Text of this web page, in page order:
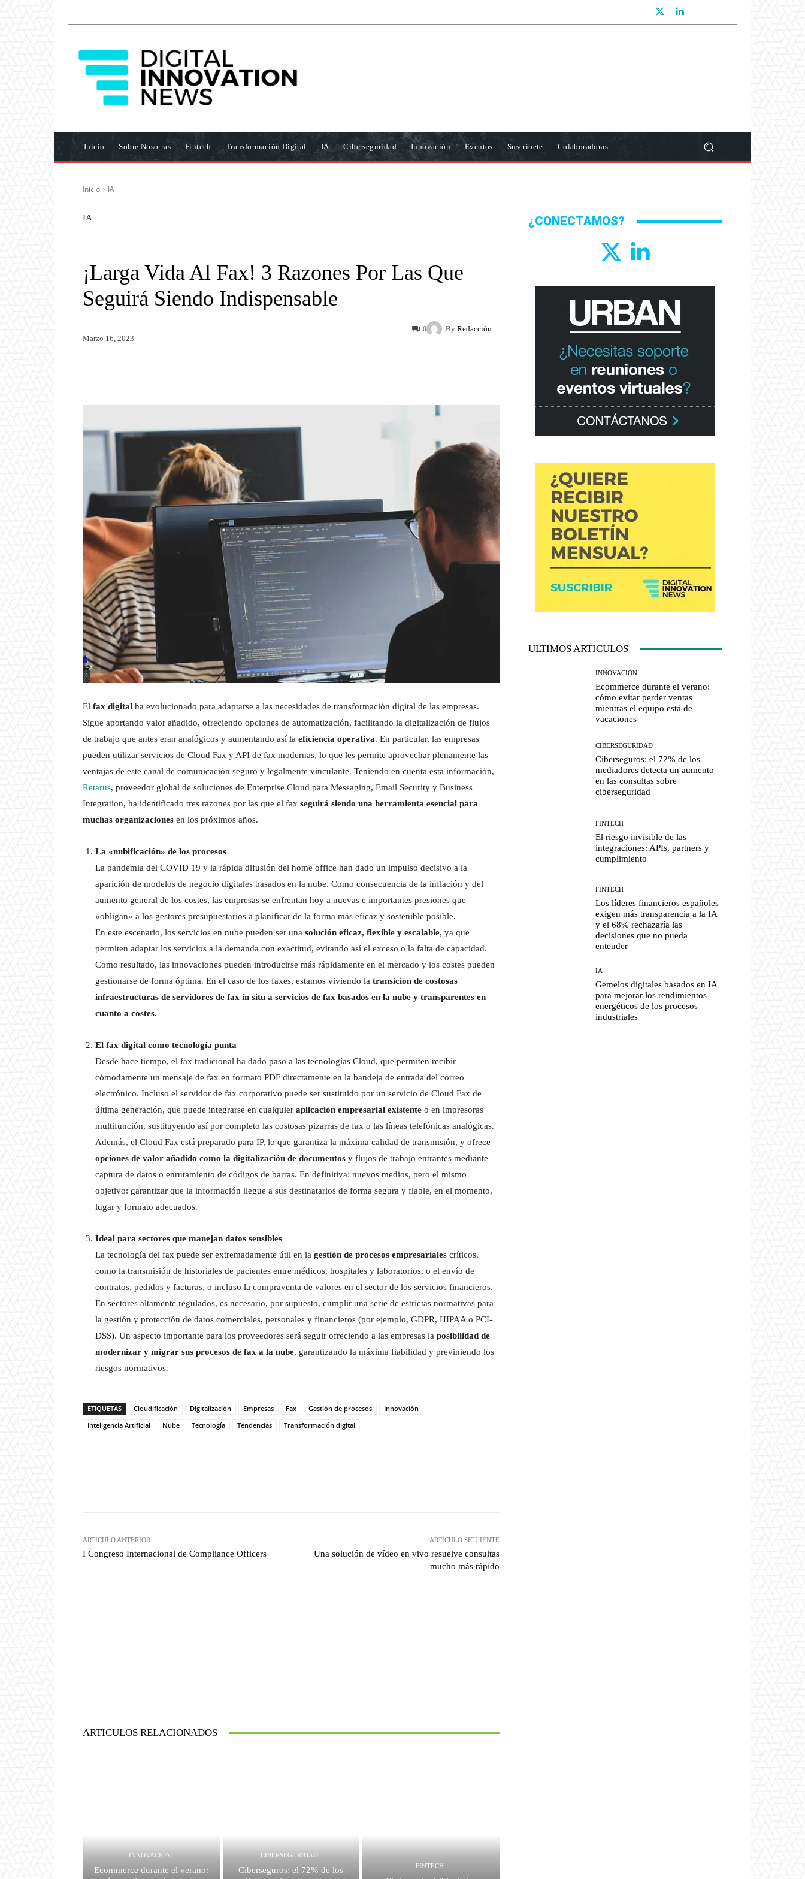
Inicio Sobre Nosotras Fintech Transformación Digital IA Ciberseguridad Innovación Eventos Suscríbete Colaboradoras
Inicio IA
IA
¡Larga Vida Al Fax! 3 Razones Por Las Que
Seguirá Siendo Indispensable
By Redacción
Marzo 16, 2023
0
El fax digital ha evolucionado para adaptarse a las necesidades de transformación digital de las empresas.
Sigue aportando valor añadido, ofreciendo opciones de automatización, facilitando la digitalización de flujos
de trabajo que antes eran analógicos y aumentando así la eficiencia operativa. En particular, las empresas
pueden utilizar servicios de Cloud Fax y API de fax modernas, lo que les permite aprovechar plenamente las
ventajas de este canal de comunicación seguro y legalmente vinculante. Teniendo en cuenta esta información,
Retarus, proveedor global de soluciones de Enterprise Cloud para Messaging, Email Security y Business
Integration, ha identificado tres razones por las que el fax seguirá siendo una herramienta esencial para
muchas organizaciones en los próximos años.
La «nubificación» de los procesos
La pandemia del COVID 19 y la rápida difusión del home office han dado un impulso decisivo a la
aparición de modelos de negocio digitales basados en la nube. Como consecuencia de la inflación y del
aumento general de los costes, las empresas se enfrentan hoy a nuevas e importantes presiones que
«obligan» a los gestores presupuestarios a planificar de la forma más eficaz y sostenible posible.
En este escenario, los servicios en nube pueden ser una solución eficaz, flexible y escalable, ya que
permiten adaptar los servicios a la demanda con exactitud, evitando así el exceso o la falta de capacidad.
Como resultado, las innovaciones pueden introducirse más rápidamente en el mercado y los costes pueden
gestionarse de forma óptima. En el caso de los faxes, estamos viviendo la transición de costosas
infraestructuras de servidores de fax in situ a servicios de fax basados en la nube y transparentes en
cuanto a costes.
El fax digital como tecnología punta
Desde hace tiempo, el fax tradicional ha dado paso a las tecnologías Cloud, que permiten recibir
cómodamente un mensaje de fax en formato PDF directamente en la bandeja de entrada del correo
electrónico. Incluso el servidor de fax corporativo puede ser sustituido por un servicio de Cloud Fax de
última generación, que puede integrarse en cualquier aplicación empresarial existente o en impresoras
multifunción, sustituyendo así por completo las costosas pizarras de fax o las líneas telefónicas analógicas.
Además, el Cloud Fax está preparado para IP, lo que garantiza la máxima calidad de transmisión, y ofrece
opciones de valor añadido como la digitalización de documentos y flujos de trabajo entrantes mediante
captura de datos o enrutamiento de códigos de barras. En definitiva: nuevos medios, pero el mismo
objetivo: garantizar que la información llegue a sus destinatarios de forma segura y fiable, en el momento,
lugar y formato adecuados.
Ideal para sectores que manejan datos sensibles
La tecnología del fax puede ser extremadamente útil en la gestión de procesos empresariales críticos,
como la transmisión de historiales de pacientes entre médicos, hospitales y laboratorios, o el envío de
contratos, pedidos y facturas, o incluso la compraventa de valores en el sector de los servicios financieros.
En sectores altamente regulados, es necesario, por supuesto, cumplir una serie de estrictas normativas para
la gestión y protección de datos comerciales, personales y financieros (por ejemplo, GDPR, HIPAA o PCI-
DSS). Un aspecto importante para los proveedores será seguir ofreciendo a las empresas la posibilidad de
modernizar y migrar sus procesos de fax a la nube, garantizando la máxima fiabilidad y previniendo los
riesgos normativos.
ETIQUETAS Cloudificación Digitalización Empresas Fax Gestión de procesos
Innovación
Inteligencia Artificial
Nube Tecnología Tendencias Transformación digital
ARTÍCULO ANTERIOR
I Congreso Internacional de Compliance Officers
ARTÍCULO SIGUIENTE
Una solución de vídeo en vivo resuelve consultas
mucho más rápido
ARTICULOS RELACIONADOS
INNOVACIÓN
Ecommerce durante el verano:
CIBERSEGURIDAD
Ciberseguros: el 72% de los
FINTECH
¿CONECTAMOS?
ULTIMOS ARTICULOS
INNOVACIÓN
Ecommerce durante el verano:
cómo evitar perder ventas
mientras el equipo está de
vacaciones
CIBERSEGURIDAD
Ciberseguros: el 72% de los
mediadores detecta un aumento
en las consultas sobre
ciberseguridad
FINTECH
El riesgo invisible de las
integraciones: APIs, partners y
cumplimiento
FINTECH
Los líderes financieros españoles
exigen más transparencia a la IA
y el 68% rechazaría las
decisiones que no pueda
entender
IA
Gemelos digitales basados en IA
para mejorar los rendimientos
energéticos de los procesos
industriales